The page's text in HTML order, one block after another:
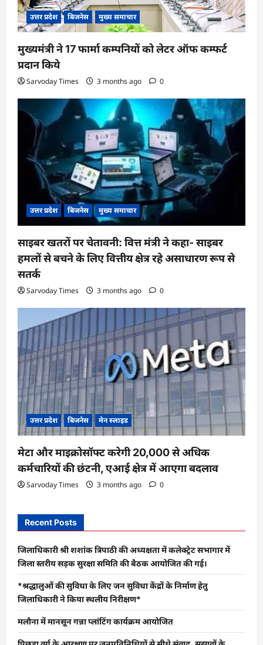
n
उत्तर प्रदेश बिजनेस मुख्य समाचार
मुख्यमंत्री ने 17 फार्मा कम्पनियों को लेटर ऑफ कम्फर्ट
प्रदान किये
Sarvoday Times 3 months ago 0
उत्तर प्रदेश बिजनेस मुख्य समाचार
साइबर खतरों पर चेतावनी: वित्त मंत्री ने कहा- साइबर
हमलों से बचने के लिए वित्तीय क्षेत्र रहे असाधारण रूप से
सतर्क
Sarvoday Times 3 months ago 0
उत्तर प्रदेश बिजनेस मेन स्लाइड
मेटा और माइक्रोसॉफ्ट करेगी 20,000 से अधिक
कर्मचारियों की छंटनी, एआई क्षेत्र में आएगा बदलाव
Sarvoday Times 3 months ago 0
Recent Posts
जिलाधिकारी श्री शशांक त्रिपाठी की अध्यक्षता में कलेक्ट्रेट सभागार में
जिला स्तरीय सड़क सुरक्षा समिति की बैठक आयोजित की गई।
*श्रद्धालुओं की सुविधा के लिए जन सुविधा केंद्रों के निर्माण हेतु
जिलाधिकारी ने किया स्थलीय निरीक्षण*
मलौना में मानसून गन्ना प्लांटिंग कार्यक्रम आयोजित